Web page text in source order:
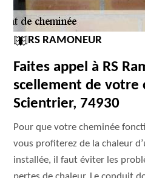
RS RAMONEUR
Faites appel à RS
scellement de votre
Scientrier, 74930
Pour que votre cheminée
vous profiterez de la chaleur
installée, il faut éviter les